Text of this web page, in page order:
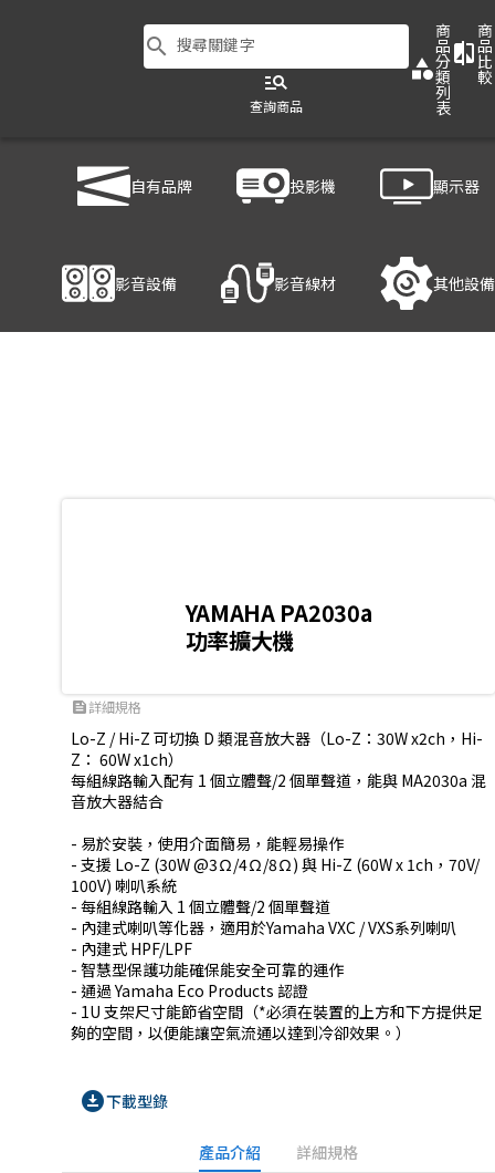
search 搜尋關鍵字
manage_search
查詢商品
category
商
品
分
類
列
表
compare
商
品
比
較
自有品牌 投影機 顯示器
影音設備 影音線材 其他設備
產品細節
YAMAHA PA2030a
功率擴大機
feed詳細規格
Lo-Z / Hi-Z 可切換 D 類混音放大器（Lo-Z：30W x2ch，Hi-
Z： 60W x1ch）
每組線路輸入配有 1 個立體聲/2 個單聲道，能與 MA2030a 混
音放大器結合
- 易於安裝，使用介面簡易，能輕易操作
- 支援 Lo-Z (30W @3Ω/4Ω/8Ω) 與 Hi-Z (60W x 1ch，70V/
100V) 喇叭系統
- 每組線路輸入 1 個立體聲/2 個單聲道
- 內建式喇叭等化器，適用於Yamaha VXC / VXS系列喇叭
- 內建式 HPF/LPF
- 智慧型保護功能確保能安全可靠的運作
- 通過 Yamaha Eco Products 認證
- 1U 支架尺寸能節省空間（*必須在裝置的上方和下方提供足
夠的空間，以便能讓空氣流通以達到冷卻效果。）
download_for_offline下載型錄
產品介紹 詳細規格